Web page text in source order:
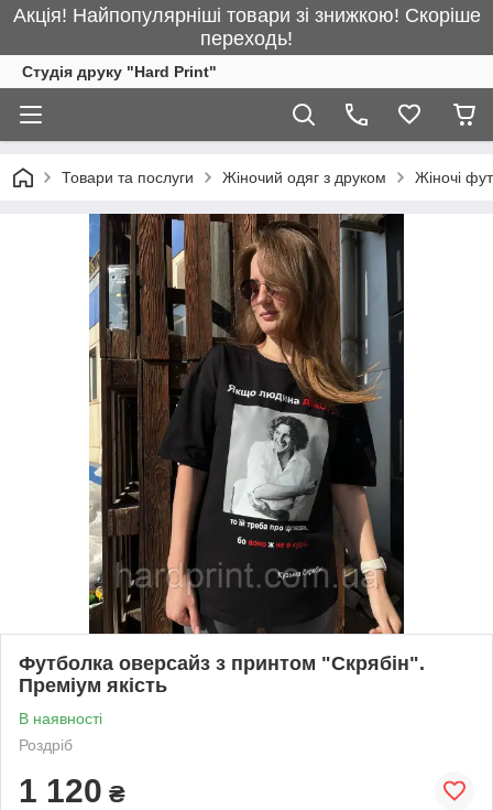
Акція! Найпопулярніші товари зі знижкою! Скоріше
переходь!
Студія друку "Hard Print"
Товари та послуги Жіночий одяг з друком Жіночі
Футболка оверсайз з принтом "Скрябін".
Преміум якість
В наявності
Роздріб
1 120 ₴